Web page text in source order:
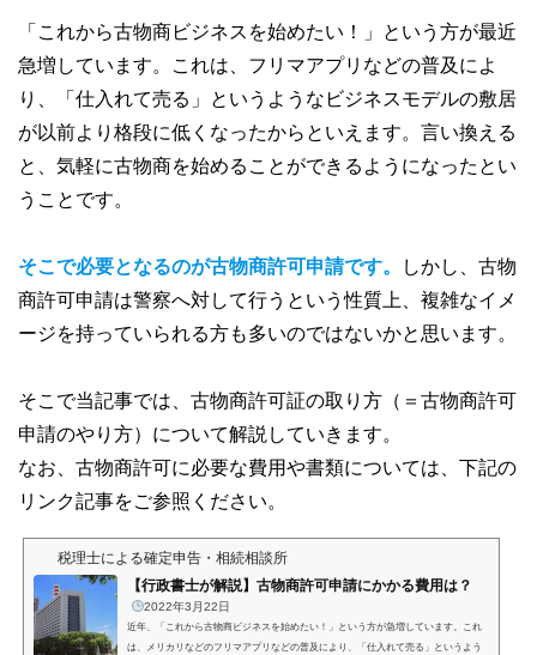
「これから古物商ビジネスを始めたい！」という方が最近
急増しています。これは、フリマアプリなどの普及によ
り、「仕入れて売る」というようなビジネスモデルの敷居
が以前より格段に低くなったからといえます。言い換える
と、気軽に古物商を始めることができるようになったとい
うことです。
そこで必要となるのが古物商許可申請です。
しかし、古物
商許可申請は警察へ対して行うという性質上、複雑なイメ
ージを持っていられる方も多いのではないかと思います。
そこで当記事では、古物商許可証の取り方（＝古物商許可
申請のやり方）について解説していきます。
なお、古物商許可に必要な費用や書類については、下記の
リンク記事をご参照ください。
税理士による確定申告・相続相談所
【行政書士が解説】古物商許可申請にかかる費用は？
2022年3月22日
近年、「これから古物商ビジネスを始めたい！」という方が急増しています。これ
は、メリカリなどのフリマアプリなどの普及により、「仕入れて売る」というよう